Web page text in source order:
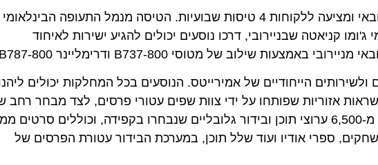
קניה איירווייז השיקה לאחרונה טיסות ישירות בין מומבסה לדובאי ומציעה ללקוחות 4 טיסות שבועיות. הטיסה מנמל התעופה הבינלאומי מוי
שבניירובי, דרכו נוסעים יכולים להגיע ישירות לאיחוד
הייחודיים של אמירייטס. הנוסעים בכל המחלקות יכולים ליהנות
אזוריות שפותחו על ידי צוות שפים עטורי פרסים, לצד מבחר רחב של
משקאות פרימיום. הלקוחות יכולים להתרווח ולהנות מלמעלה מ-6,500 ערוצי תוכן ובידור גלובליים שנבחרו בקפידה, וכוללים סרטים ממזרח
ספרי אודיו ועוד שלל תוכן, במערכת הבידור עטורת הפרסים של